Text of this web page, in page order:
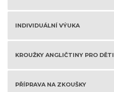
INDIVIDUÁLNÍ VÝUKA
KROUŽKY ANGLIČTINY PRO DĚTI
PŘÍPRAVA NA ZKOUŠKY